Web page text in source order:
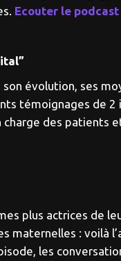
Ecouter le podcast
évolution, ses
témoignages de
des patients
plus actrices de
maternelles : voilà
les